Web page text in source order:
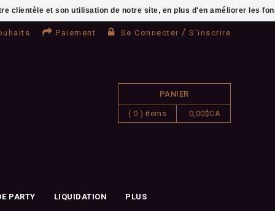
Paiement Se Connecter / S'inscrire
PANIER
( 0 ) items 0,00$CA
PARTY LIQUIDATION PLUS
clientèle et son utilisation de notre site, en plus d'en améliorer les